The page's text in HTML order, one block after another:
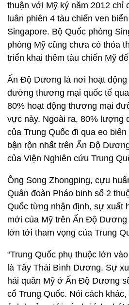
thuận với Mỹ ký năm 2012 chỉ
luân phiên 4 tàu chiến ven
Singapore. Bộ Quốc phòng
phòng Mỹ cũng chưa có thỏa
triển khai thêm tàu chiến Mỹ
Ấn Độ Dương là nơi hoạt động
đường thương mại quốc tế
80% hoạt động thương mại
vực này. Ngoài ra, 80% lượng
của Trung Quốc đi qua eo
bận rộn nhất trên Ấn Độ
của Viện Nghiên cứu Trung
Ông Song Zhongping, cựu
Quân đoàn Pháo binh số 2
Quốc từng nhận định, sự xuất
mới của Mỹ trên Ấn Độ
lớn tới tham vọng của Trung
“Trung Quốc phụ thuộc lớn
là Tây Thái Bình Dương. Sự
hải quân Mỹ ở Ấn Độ Dương
cổ Trung Quốc. Nói cách